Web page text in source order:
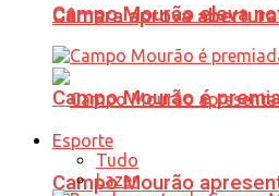
Câmara aprova
Campo Mourão
Campo Mourão eleva
Campo Mourão é
Esporte
Tudo
Lazer